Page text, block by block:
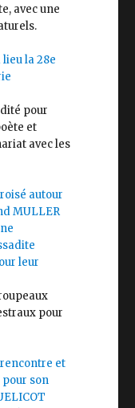
avec une
la 28e
pour
et
avec les
autour
MULLER
leur
pour
rencontre et
pour son